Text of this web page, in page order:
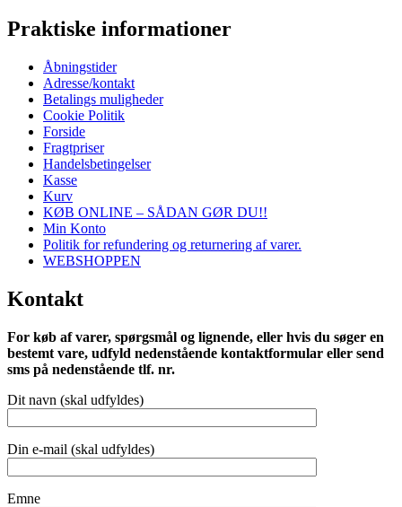
Praktiske informationer
Åbningstider
Adresse/kontakt
Betalings muligheder
Cookie Politik
Forside
Fragtpriser
Handelsbetingelser
Kasse
Kurv
KØB ONLINE – SÅDAN GØR DU!!
Min Konto
Politik for refundering og returnering af varer.
WEBSHOPPEN
Kontakt
For køb af varer, spørgsmål og lignende, eller hvis du søger en
bestemt vare, udfyld nedenstående kontaktformular eller send
sms på nedenstående tlf. nr.
Dit navn (skal udfyldes)
Din e-mail (skal udfyldes)
Emne